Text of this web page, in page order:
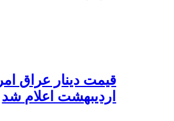
اردیبهشت اعلام شد